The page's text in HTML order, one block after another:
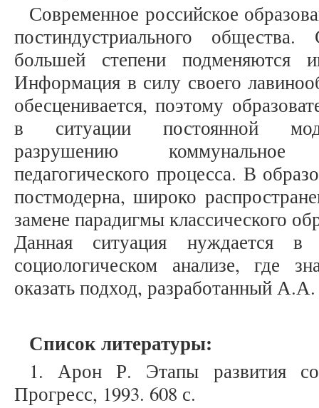
Современное российское
постиндустриального
большей степени подменяются
Информация в силу своего
обесценивается, поэтому
в ситуации постоянной
разрушению коммунальное
педагогического процесса. В
постмодерна, широко
замене парадигмы классического
Данная ситуация нуждается в
социологическом анализе, где
оказать подход, разработанный
Список литературы:
1. Арон Р. Этапы развития
Прогресс, 1993. 608 с.